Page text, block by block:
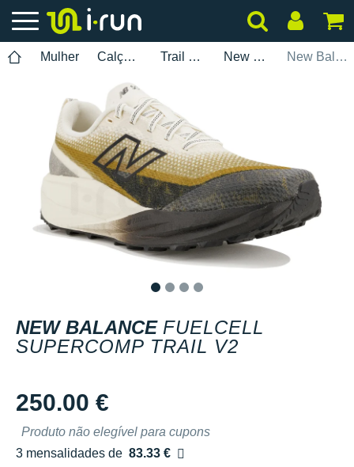
Mulher Calçados Trail Running New Balance New Balance FuelCell SuperComp Trail V2
NEW BALANCE FUELCELL
SUPERCOMP TRAIL V2
250.00 €
Produto não elegível para cupons
3 mensalidades de 83.33 €
sem custos